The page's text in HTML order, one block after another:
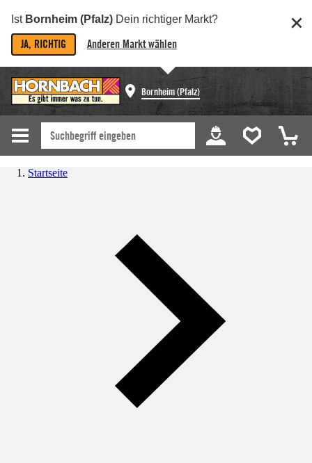
Ist Bornheim (Pfalz) Dein richtiger Markt?
JA, RICHTIG Anderen Markt wählen
Bornheim (Pfalz)
Startseite